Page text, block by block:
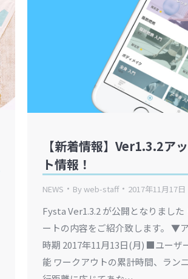
【新着情報】Ver1.3.2ア
ト情報！
NEWS Byweb-staff 2017年11月17日
Fysta Ver1.3.2 が公開となりました
ートの内容をご紹介致します。 ▼
時期 2017年11月13日(月) ■ユーザ
能 ワークアウトの累計時間、ラン